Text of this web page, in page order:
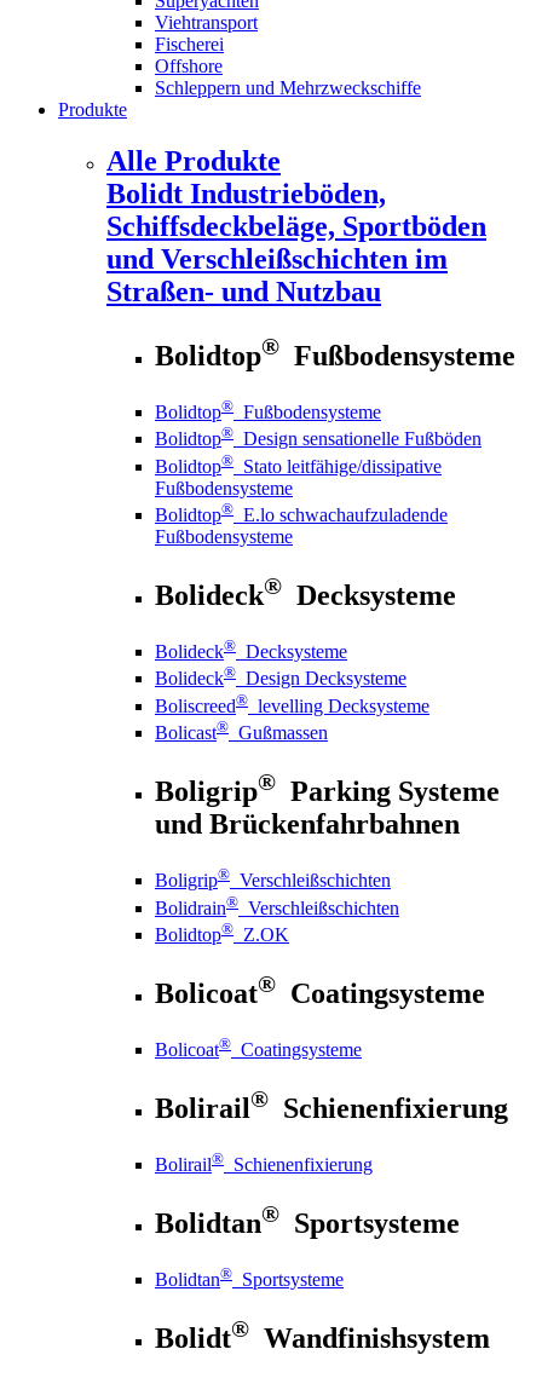
Viehtransport
Fischerei
Offshore
Schleppern und Mehrzweckschiffe
Produkte
Alle Produkte
Bolidt Industrieböden,
Schiffsdeckbeläge, Sportböden
und Verschleißschichten im
Straßen- und Nutzbau
Bolidtop® Fußbodensysteme
Bolidtop® Fußbodensysteme
Bolidtop® Design sensationelle Fußböden
Bolidtop® Stato leitfähige/dissipative
Fußbodensysteme
Bolidtop® E.lo schwachaufzuladende
Fußbodensysteme
Bolideck® Decksysteme
Bolideck® Decksysteme
Bolideck® Design Decksysteme
Boliscreed® levelling Decksysteme
Bolicast® Gußmassen
Boligrip® Parking Systeme
und Brückenfahrbahnen
Boligrip® Verschleißschichten
Bolidrain® Verschleißschichten
Bolidtop® Z.OK
Bolicoat® Coatingsysteme
Bolicoat® Coatingsysteme
Bolirail® Schienenfixierung
Bolirail® Schienenfixierung
Bolidtan® Sportsysteme
Bolidtan® Sportsysteme
Bolidt® Wandfinishsystem